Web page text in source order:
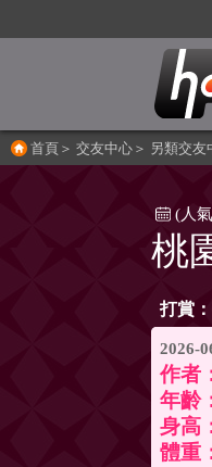
首頁 ＞ 交友中心 ＞ 另類交友
(人
桃
打賞
2026-
作者
年齡
身高
體重